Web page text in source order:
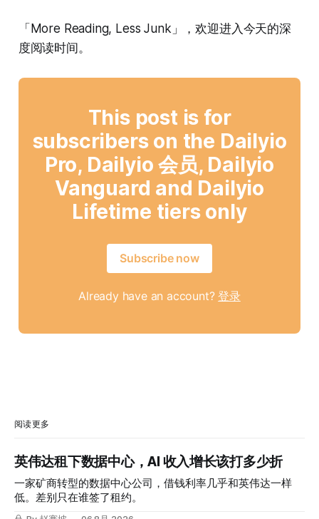
「More Reading, Less Junk」，欢迎进入今天的深
度阅读时间。
This post is for
subscribers on the Dailyio
Pro, Dailyio 会员, Dailyio
Vanguard and Dailyio
Lifetime tiers only
Subscribe now
Already have an account?登录
阅读更多
英伟达租下数据中心，AI 收入增长该打多少折
一家矿商转型的数据中心公司，借钱利率几乎和英伟达一样
低。差别只在谁签了租约。